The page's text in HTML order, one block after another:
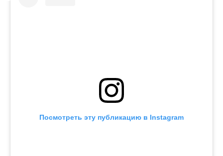
Посмотреть эту публикацию в Instagram